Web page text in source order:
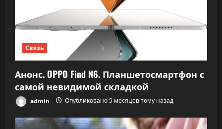
Связь
Анонс. OPPO Find N6. Планшетосмартфон с
самой невидимой складкой
admin Опубликовано 5 месяцев тому назад